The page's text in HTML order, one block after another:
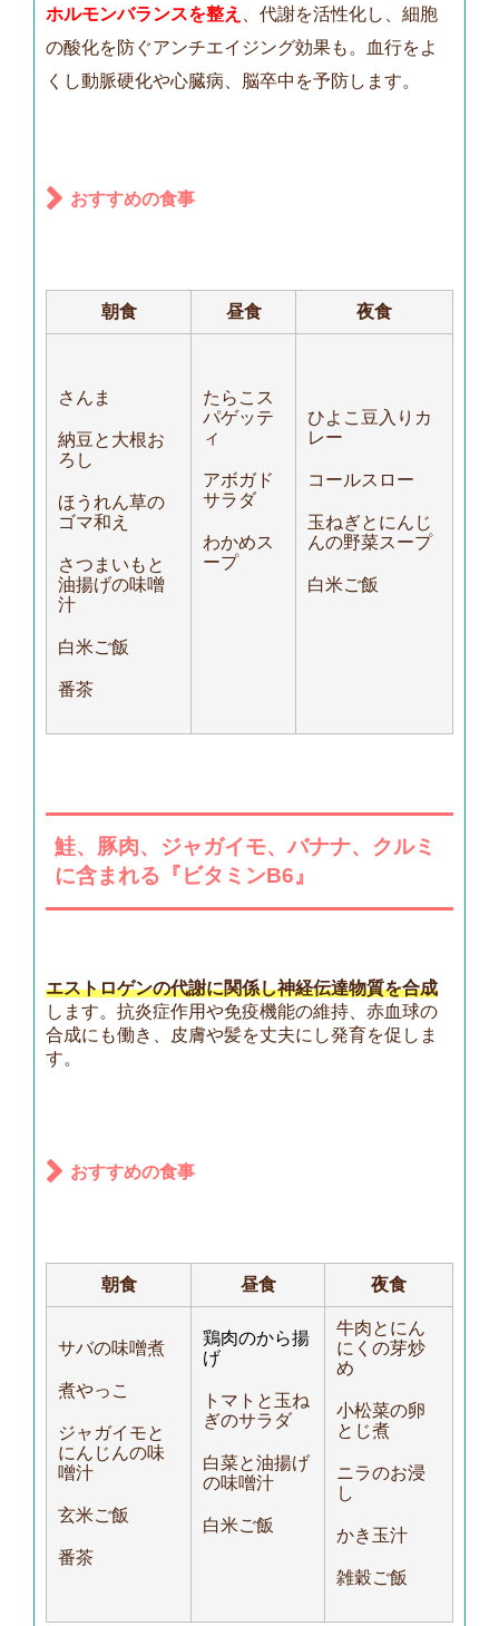
ホルモンバランスを整え
、代謝を活性化し、細胞
の酸化を防ぐアンチエイジング効果も。血行をよ
くし動脈硬化や心臓病、脳卒中を予防します。
おすすめの食事
朝食 昼食 夜食
さんま
納豆と大根お
ろし
ほうれん草の
ゴマ和え
さつまいもと
油揚げの味噌
汁
白米ご飯
番茶
たらこス
パゲッテ
ィ
アボガド
サラダ
わかめス
ープ
ひよこ豆入りカ
レー
コールスロー
玉ねぎとにんじ
んの野菜スープ
白米ご飯
鮭、 豚肉、ジャガイモ、バナナ、クルミ
に含まれる『ビタミンB6』
エストロゲンの代謝に関係し神経伝達物質を合成
します。抗炎症作用や免疫機能の維持、赤血球の
合成にも働き、皮膚や髪を丈夫にし発育を促しま
す。
おすすめの食事
朝食 昼食 夜食
サバの味噌煮
煮やっこ
ジャガイモと
にんじんの味
噌汁
玄米ご飯
番茶
鶏肉のから揚
げ
トマトと玉ね
ぎのサラダ
白菜と油揚げ
の味噌汁
白米ご飯
牛肉とにん
にくの芽炒
め
小松菜の卵
とじ煮
ニラのお浸
し
かき玉汁
雑穀ご飯